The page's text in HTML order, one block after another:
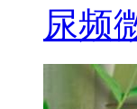
尿频